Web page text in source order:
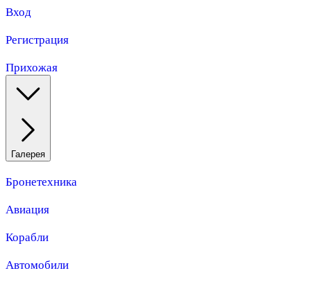
Вход
Регистрация
Прихожая
Галерея
Бронетехника
Авиация
Корабли
Автомобили